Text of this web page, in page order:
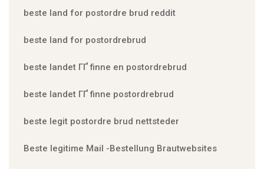
beste land for postordre brud reddit
beste land for postordrebrud
beste landet ГҐ finne en postordrebrud
beste landet ГҐ finne postordrebrud
beste legit postordre brud nettsteder
Beste legitime Mail -Bestellung Brautwebsites